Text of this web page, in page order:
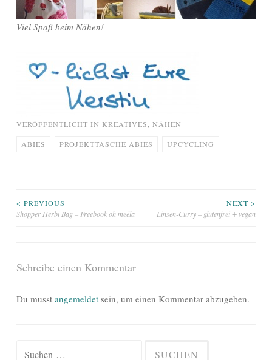
Viel Spaß beim Nähen!
VERÖFFENTLICHT IN KREATIVES, NÄHEN
ABIES PROJEKTTASCHE ABIES UPCYCLING
Beitragsnavigation
< PREVIOUS
Shopper Herbi Bag – Freebook oh meéla
NEXT >
Linsen-Curry – glutenfrei + vegan
Schreibe einen Kommentar
Du musst angemeldet sein, um einen Kommentar abzugeben.
Suchen